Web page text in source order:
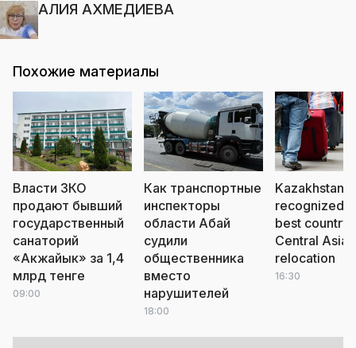
АЛИЯ АХМЕДИЕВА
Похожие материалы
Власти ЗКО
продают бывший
государственный
санаторий
«Акжайык» за 1,4
млрд тенге
09:00
Как транспортные
инспекторы
области Абай
судили
общественника
вместо
нарушителей
18:00
Kazakhstan
recognized
best country
Central Asia
relocation
16:30